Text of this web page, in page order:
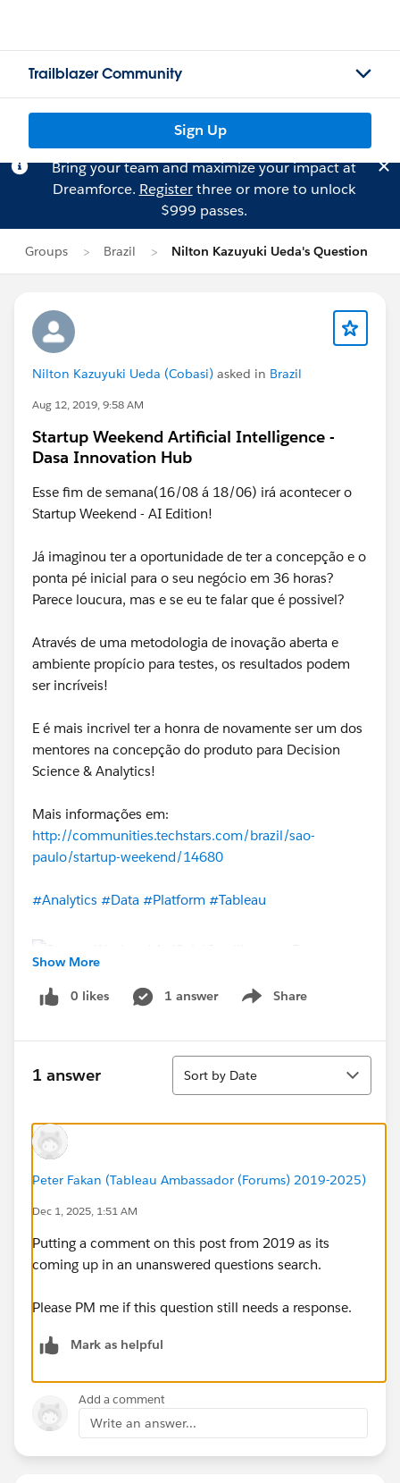
Trailblazer Community
Sign Up
Bring your team and maximize your impact at
Dreamforce. Registerthree or more to unlock
$999 passes.
Groups Brazil Nilton Kazuyuki Ueda's Question
Nilton Kazuyuki Ueda (Cobasi) asked in Brazil
Aug 12, 2019, 9:58 AM
Startup Weekend Artificial Intelligence -
Dasa Innovation Hub
Esse fim de semana(16/08 á 18/06) irá acontecer o
Startup Weekend - AI Edition!
Já imaginou ter a oportunidade de ter a concepção e o
ponta pé inicial para o seu negócio em 36 horas?
Parece loucura, mas e se eu te falar que é possivel?
Através de uma metodologia de inovação aberta e
ambiente propício para testes, os resultados podem
ser incríveis!
E é mais incrivel ter a honra de novamente ser um dos
mentores na concepção do produto para Decision
Science & Analytics!
Mais informações em:
http://communities.techstars.com/brazil/sao-
paulo/startup-weekend/14680
#Analytics #Data #Platform #Tableau
Show More
0 likes 1 answer Share
Show menu
1 answer
Sort
Sort by Date
Peter Fakan (Tableau Ambassador (Forums) 2019-2025)
Dec 1, 2025, 1:51 AM
Putting a comment on this post from 2019 as its
coming up in an unanswered questions search.
Please PM me if this question still needs a response.
Mark as helpful
Add a comment
Write an answer...